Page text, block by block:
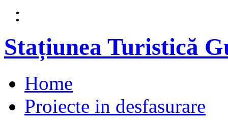
Stațiunea Turistică
Home
Proiecte in desfasurare